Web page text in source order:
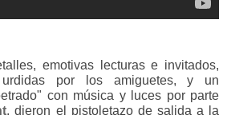
emotivas lecturas e invitados,
urdidas por los amiguetes, y un
con música y luces por parte
, dieron el pistoletazo de salida a la